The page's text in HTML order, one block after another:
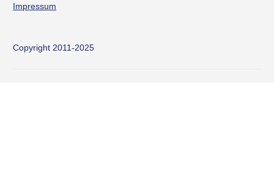
Impressum
Copyright 2011-2025